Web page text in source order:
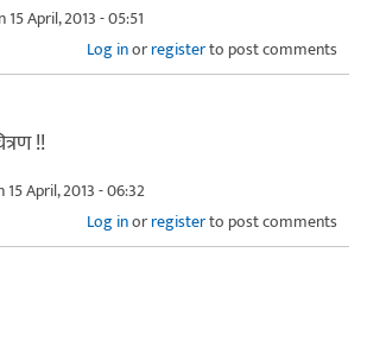
April, 2013 - 05:51
Log inorregisterto post comments
!!
15 April, 2013 - 06:32
Log inorregisterto post comments